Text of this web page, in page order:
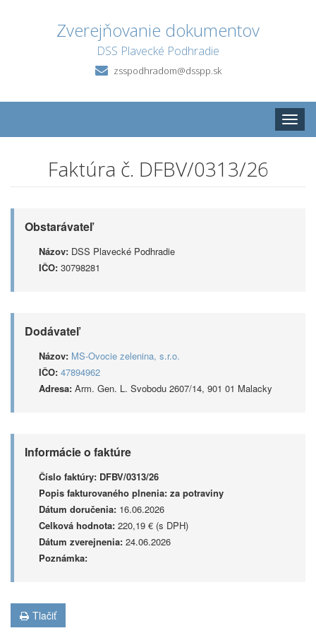
Zverejňovanie dokumentov
DSS Plavecké Podhradie
zsspodhradom@dsspp.sk
Toggle
Faktúra č. DFBV/0313/26
Obstarávateľ
Názov: DSS Plavecké Podhradie
IČO: 30798281
Dodávateľ
Názov: MS-Ovocie zelenina, s.r.o.
IČO: 47894962
Adresa: Arm. Gen. L. Svobodu 2607/14, 901 01 Malacky
Informácie o faktúre
Číslo faktúry: DFBV/0313/26
Popis fakturovaného plnenia: za potraviny
Dátum doručenia: 16.06.2026
Celková hodnota: 220,19 € (s DPH)
Dátum zverejnenia: 24.06.2026
Poznámka:
Tlačiť